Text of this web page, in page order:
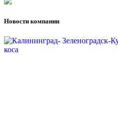
Новости компании